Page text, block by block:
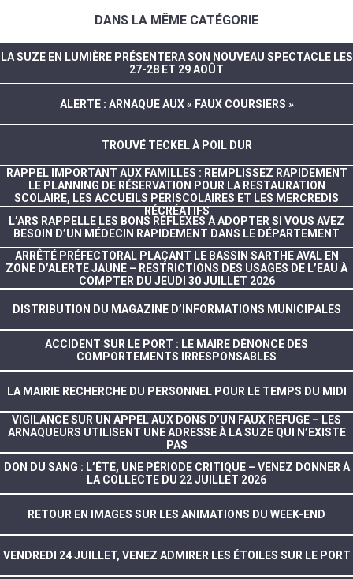
DANS LA MÊME CATÉGORIE
LA SUZE EN LUMIÈRE PRÉSENTERA SON NOUVEAU SPECTACLE LES
27-28 ET 29 AOÛT
ALERTE : ARNAQUE AUX « FAUX COURSIERS »
TROUVÉ TECKEL À POIL DUR
RAPPEL IMPORTANT AUX FAMILLES : REMPLISSEZ RAPIDEMENT
LE PLANNING DE RÉSERVATION POUR LA RESTAURATION
SCOLAIRE, LES ACCUEILS PÉRISCOLAIRES ET LES MERCREDIS
RÉCRÉATIFS
L’ARS RAPPELLE LES BONS RÉFLEXES À ADOPTER SI VOUS AVEZ
BESOIN D’UN MÉDECIN RAPIDEMENT DANS LE DÉPARTEMENT
ARRÊTÉ PRÉFECTORAL PLAÇANT LE BASSIN SARTHE AVAL EN
ZONE D’ALERTE JAUNE – RESTRICTIONS DES USAGES DE L’EAU À
COMPTER DU JEUDI 30 JUILLET 2026
DISTRIBUTION DU MAGAZINE D’INFORMATIONS MUNICIPALES
ACCIDENT SUR LE PORT : LE MAIRE DÉNONCE DES
COMPORTEMENTS IRRESPONSABLES
LA MAIRIE RECHERCHE DU PERSONNEL POUR LE TEMPS DU MIDI
VIGILANCE SUR UN APPEL AUX DONS D’UN FAUX REFUGE – LES
ARNAQUEURS UTILISENT UNE ADRESSE À LA SUZE QUI N’EXISTE
PAS
DON DU SANG : L’ÉTÉ, UNE PÉRIODE CRITIQUE – VENEZ DONNER À
LA COLLECTE DU 22 JUILLET 2026
RETOUR EN IMAGES SUR LES ANIMATIONS DU WEEK-END
VENDREDI 24 JUILLET, VENEZ ADMIRER LES ÉTOILES SUR LE PORT